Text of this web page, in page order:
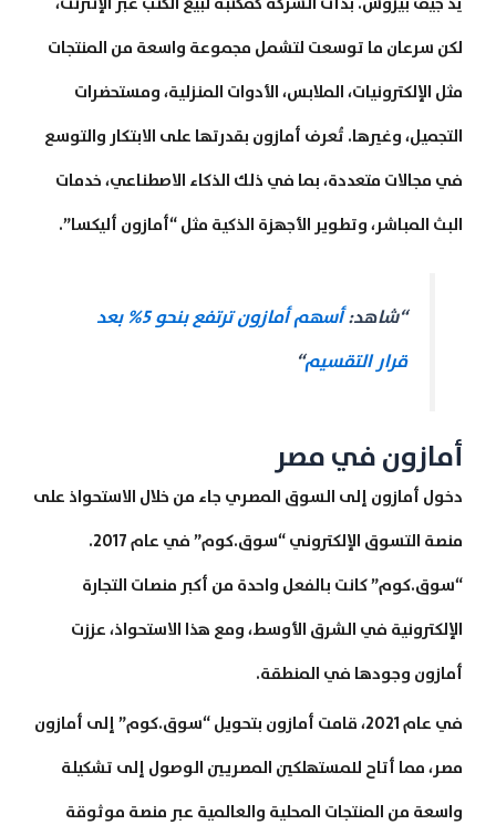
لكن سرعان ما توسعت لتشمل مجموعة واسعة من المنتجات
مثل الإلكترونيات، الملابس، الأدوات المنزلية، ومستحضرات
التجميل، وغيرها. تُعرف أمازون بقدرتها على الابتكار والتوسع
في مجالات متعددة، بما في ذلك الذكاء الاصطناعي، خدمات
البث المباشر، وتطوير الأجهزة الذكية مثل “أمازون أليكسا”.
“شاهد:
أسهم أمازون ترتفع بنحو 5% بعد
قرار التقسيم“
أمازون في مصر
دخول أمازون إلى السوق المصري جاء من خلال الاستحواذ على
منصة التسوق الإلكتروني “سوق.كوم” في عام 2017.
“سوق.كوم” كانت بالفعل واحدة من أكبر منصات التجارة
الإلكترونية في الشرق الأوسط، ومع هذا الاستحواذ، عززت
أمازون وجودها في المنطقة.
في عام 2021، قامت أمازون بتحويل “سوق.كوم” إلى أمازون
مصر، مما أتاح للمستهلكين المصريين الوصول إلى تشكيلة
واسعة من المنتجات المحلية والعالمية عبر منصة موثوقة